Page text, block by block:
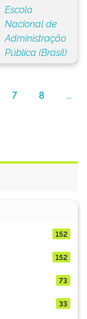
Escola
Nacional de
Administração
Pública (Brasil)
7 8 ...
152
152
73
33